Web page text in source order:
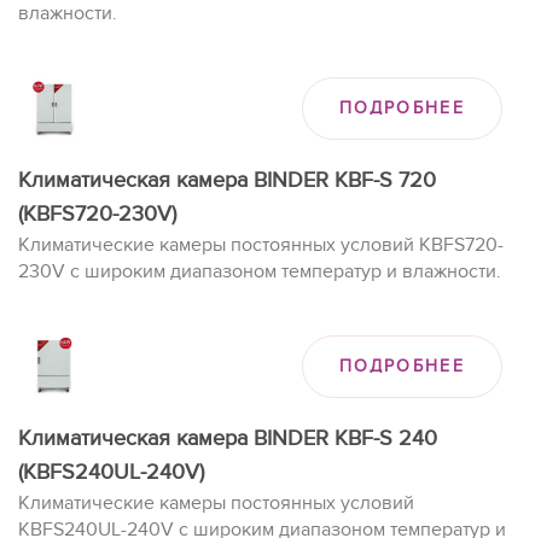
влажности.
ПОДРОБНЕЕ
Климатическая камера BINDER KBF-S 720
(KBFS720-230V)
Климатические камеры постоянных условий KBFS720-
230V с широким диапазоном температур и влажности.
ПОДРОБНЕЕ
Климатическая камера BINDER KBF-S 240
(KBFS240UL-240V)
Климатические камеры постоянных условий
KBFS240UL-240V с широким диапазоном температур и